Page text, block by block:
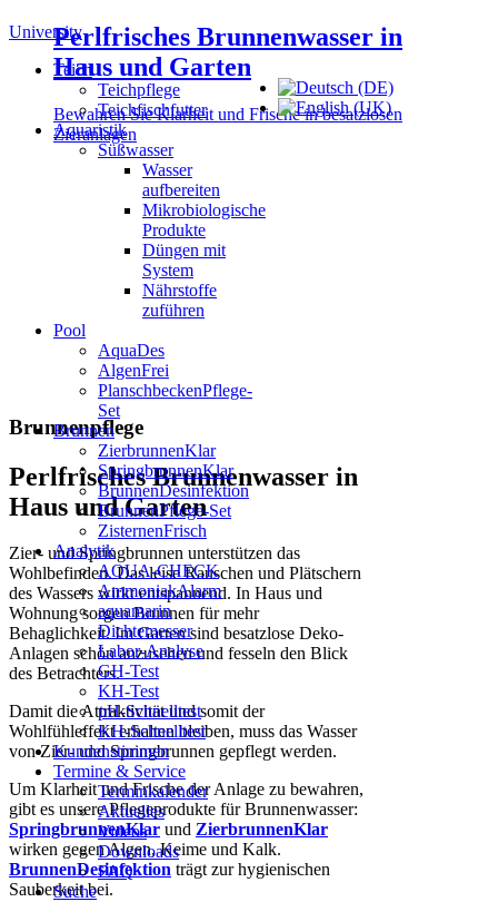
University
Teich
Teichpflege
Teichfischfutter
Aquaristik
Süßwasser
Wasser
aufbereiten
Mikrobiologische
Produkte
Düngen mit
System
Nährstoffe
zuführen
Pool
AquaDes
AlgenFrei
PlanschbeckenPflege-
Set
Brunnen
ZierbrunnenKlar
SpringbrunnenKlar
BrunnenDesinfektion
BrunnenPflege-Set
ZisternenFrisch
Analytik
AQUA-CHECK
AmmoniakAlarm
aquamarin
Dichtemesser
Labor-Analyse
GH-Test
KH-Test
pH-Schnelltest
KH-Schnelltest
Kundenstimmen
Termine & Service
Terminkalender
Aktuelles
Videos
Downloads
FAQ
Suche
Perlfrisches Brunnenwasser in
Haus und Garten
Bewahren Sie Klarheit und Frische in besatzlosen
Zieranlagen
Brunnenpflege
Perlfrisches Brunnenwasser in
Haus und Garten
Zier- und Springbrunnen unterstützen das
Wohlbefinden. Das leise Rauschen und Plätschern
des Wassers wirkt entspannend. In Haus und
Wohnung sorgen Brunnen für mehr
Behaglichkeit. Im Garten sind besatzlose Deko-
Anlagen schön anzusehen und fesseln den Blick
des Betrachters.
Damit die Attraktivität und somit der
Wohlfühleffekt erhalten bleiben, muss das Wasser
von Zier- und Springbrunnen gepflegt werden.
Um Klarheit und Frische der Anlage zu bewahren,
gibt es unsere Pflegeprodukte für Brunnenwasser:
SpringbrunnenKlar und ZierbrunnenKlar
wirken gegen Algen, Keime und Kalk.
BrunnenDesinfektion trägt zur hygienischen
Sauberkeit bei.